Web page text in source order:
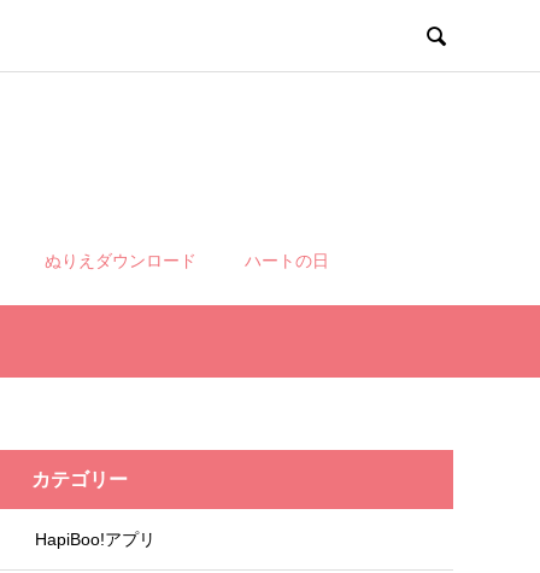

ぬりえダウンロード ハートの日
カテゴリー
HapiBoo!アプリ